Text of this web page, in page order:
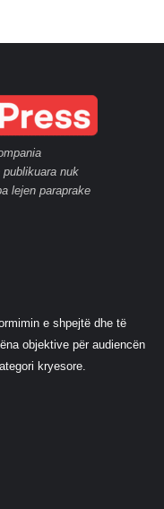
nuk
lejen paraprake
e shpejtë dhe të
objektive për audiencën
kryesore.